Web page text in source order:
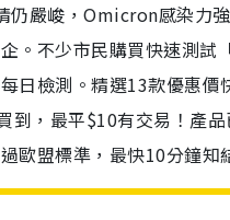
仍嚴峻，Omicron感染力
。不少市民購買快速測試
日檢測。精選13款優惠價
到，最平$10有交易！產
歐盟標準，最快10分鐘知